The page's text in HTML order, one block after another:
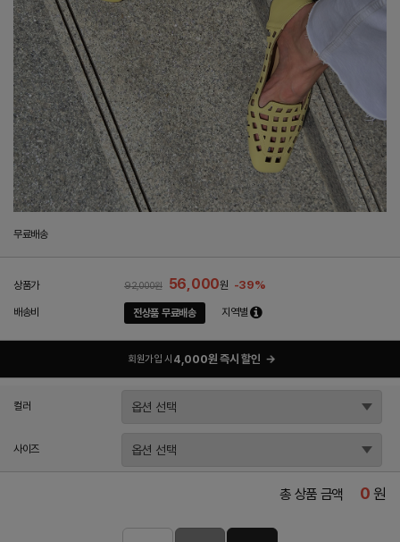
무료배송
상품가 92,000원 56,000원 -39%
배송비 전상품 무료배송 지역별
회원가입 시 4,000원 즉시 할인 →
컬러
사이즈
총 상품 금액 0 원